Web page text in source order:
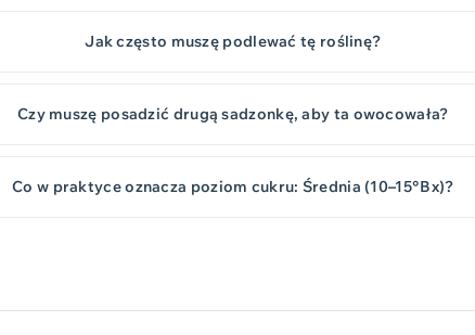
Jak często muszę podlewać tę roślinę?
Czy muszę posadzić drugą sadzonkę, aby ta owocowała?
Co w praktyce oznacza poziom cukru: Średnia (10–15°Bx)?